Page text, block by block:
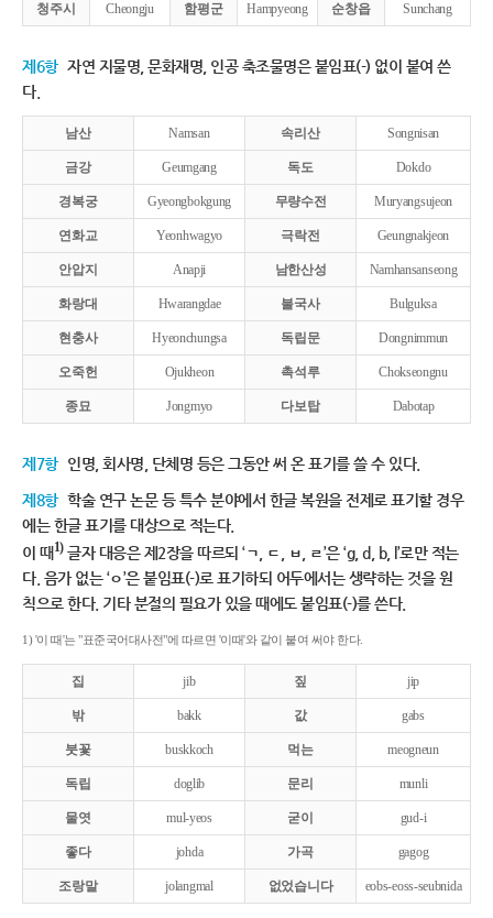
청주시 Cheongju 함평군 Hampyeong 순창읍 Sunchang
제6항 자연 지물명, 문화재명, 인공 축조물명은 붙임표(-) 없이 붙여 쓴
다.
남산 Namsan 속리산 Songnisan
금강 Geumgang 독도 Dokdo
경복궁 Gyeongbokgung 무량수전 Muryangsujeon
연화교 Yeonhwagyo 극락전 Geungnakjeon
안압지 Anapji 남한산성 Namhansanseong
화랑대 Hwarangdae 불국사 Bulguksa
현충사 Hyeonchungsa 독립문 Dongnimmun
오죽헌 Ojukheon 촉석루 Chokseongnu
종묘 Jongmyo 다보탑 Dabotap
제7항 인명, 회사명, 단체명 등은 그동안 써 온 표기를 쓸 수 있다.
제8항 학술 연구 논문 등 특수 분야에서 한글 복원을 전제로 표기할 경우
에는 한글 표기를 대상으로 적는다.
이 때1)글자 대응은 제2장을 따르되 ‘ㄱ, ㄷ, ㅂ, ㄹ’은 ‘g, d, b, l’로만 적는
다. 음가 없는 ‘ㅇ’은 붙임표(-)로 표기하되 어두에서는 생략하는 것을 원
칙으로 한다. 기타 분절의 필요가 있을 때에도 붙임표(-)를 쓴다.
1) '이 때'는 "표준국어대사전"에 따르면 '이때'와 같이 붙여 써야 한다.
집 jib 짚 jip
밖 bakk 값 gabs
붓꽃 buskkoch 먹는 meogneun
독립 doglib 문리 munli
물엿 mul-yeos 굳이 gud-i
좋다 johda 가곡 gagog
조랑말 jolangmal 없었습니다 eobs-eoss-seubnida